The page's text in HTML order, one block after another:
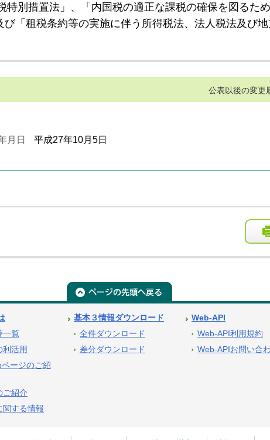
特別措置法」、「内国税の適正な課税の確保を図るた
「租税条約等の実施に伴う所得税法、法人税法及び
公表以後の変更
月日 平成27年10月5日
一覧
利活用
ージのご紹
ご紹介
関する情報
基本３情報ダウンロード
全件ダウンロード
差分ダウンロード
Web-API
Web-API利用規約
Web-APIお問い合